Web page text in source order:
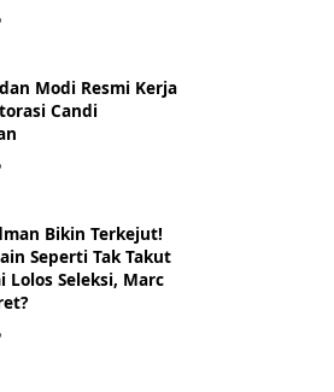
Modi Resmi Kerja
Candi
Bikin Terkejut!
Seperti Tak Takut
Lolos Seleksi, Marc